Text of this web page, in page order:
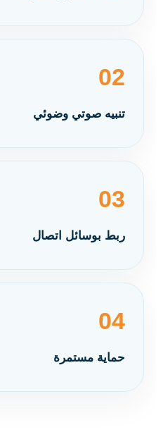
02
تنبيه صوتي وضوئي
03
ربط بوسائل اتصال
04
حماية مستمرة